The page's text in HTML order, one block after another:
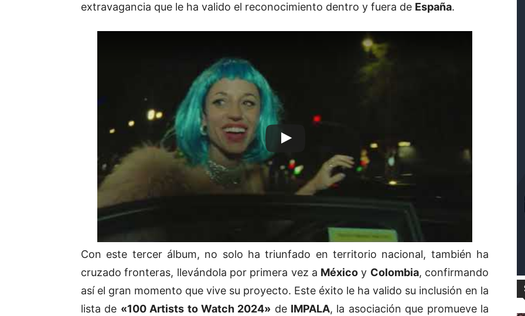
extravagancia que le ha valido el reconocimiento dentro y fuera de España.
Con este tercer álbum, no solo ha triunfado en territorio nacional, también ha
cruzado fronteras, llevándola por primera vez a México y Colombia, confirmando
así el gran momento que vive su proyecto. Este éxito le ha valido su inclusión en la
lista de «100 Artists to Watch 2024» de IMPALA, la asociación que promueve la